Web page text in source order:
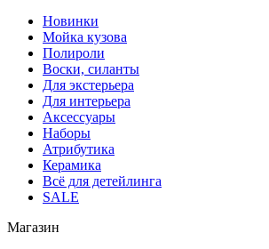
Новинки
Мойка кузова
Полироли
Воски, силанты
Для экстерьера
Для интерьера
Аксессуары
Наборы
Атрибутика
Керамика
Всё для детейлинга
SALE
Магазин